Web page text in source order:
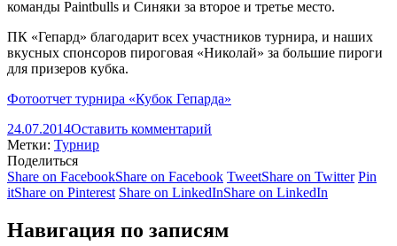
команды Paintbulls и Синяки за второе и третье место.
ПК «Гепард» благодарит всех участников турнира, и наших
вкусных спонсоров пироговая «Николай» за большие пироги
для призеров кубка.
Фотоотчет турнира «Кубок Гепарда»
24.07.2014Оставить комментарий
Метки: Турнир
Поделиться
Share on FacebookShare on Facebook TweetShare on Twitter Pin
itShare on Pinterest Share on LinkedInShare on LinkedIn
Навигация по записям